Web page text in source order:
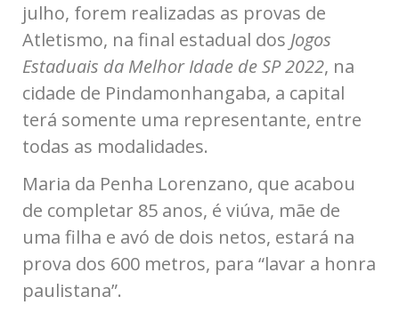
julho, forem realizadas as provas de
Atletismo, na final estadual dos Jogos
Estaduais da Melhor Idade de SP 2022, na
cidade de Pindamonhangaba, a capital
terá somente uma representante, entre
todas as modalidades.
Maria da Penha Lorenzano, que acabou
de completar 85 anos, é viúva, mãe de
uma filha e avó de dois netos, estará na
prova dos 600 metros, para “lavar a honra
paulistana”.